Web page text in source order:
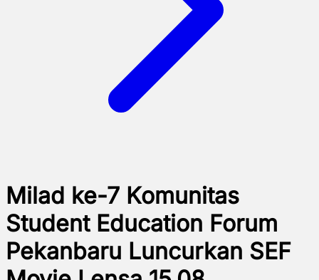
Milad ke-7 Komunitas
Student Education Forum
Pekanbaru Luncurkan SEF